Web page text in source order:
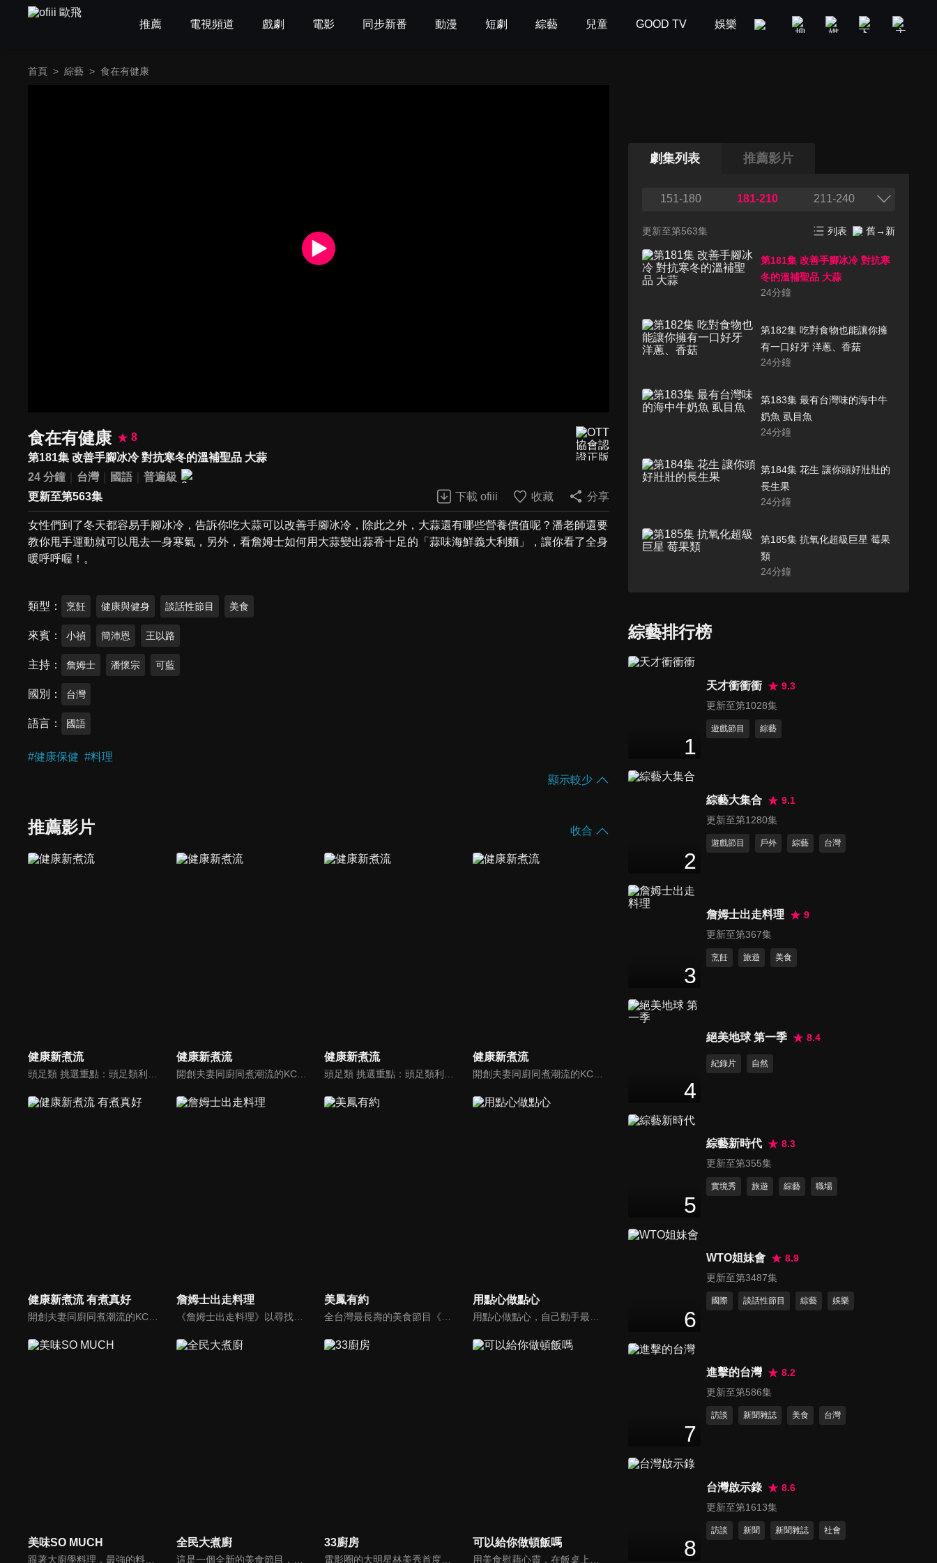
推薦 電視頻道 戲劇 電影 同步新番 動漫 短劇 綜藝 兒童 GOOD TV 娛樂 美食旅遊 新聞政論
首頁 > 綜藝 > 食在有健康
食在有健康
8
第181集 改善手腳冰冷 對抗寒冬的溫補聖品 大蒜
24 分鐘
台灣 國語
普遍級
更新至第563集
下載 ofiii 收藏 分享
女性們到了冬天都容易手腳冰冷，告訴你吃大蒜可以改善手腳冰冷，除此之外，大蒜還有哪些營養價值呢？潘老師還要
教你甩手運動就可以甩去一身寒氣，另外，看詹姆士如何用大蒜變出蒜香十足的「蒜味海鮮義大利麵」，讓你看了全身
暖呼呼喔！。
類型 烹飪 健康與健身 談話性節目 美食
來賓 小禎 簡沛恩 王以路
主持 詹姆士 潘懷宗 可藍
國別 台灣
語言 國語
#健康保健 #料理
顯示較少
推薦影片 收合
健康新煮流 健康新煮流
開創夫妻同廚同煮潮流的KC夫婦，繼《健康醫食代》後，走出攝影棚，帶大家全台走透透，發掘上帝賞賜的美味食材，內容融合新加坡南洋風和客家純樸味，加上台灣獨特的閩南風情，互相激盪交織出的火花，打造出獨一無二的美食節目。
健康新煮流 健康新煮流
開創夫妻同廚同煮潮流的KC夫婦，繼《健康醫食代》後，走出攝影棚，帶大家全台走透透，發掘上帝賞賜的美味食材，內容融合新加坡南洋風和客家純樸味，加上台灣獨特的閩南風情，互相激盪交織出的火花，打造出獨一無二的美食節目。
健康新煮流 有煮真好 詹姆士出走料理
《詹姆士出走料理》以尋找詹姆士私廚菜單為節目主軸，為了尋找記憶中的美味料理，詹姆士將帶領大家探索市場，品嘗在地美味、尋訪料理達人，並在節目中展現特殊食材的處理方式、嘗試新的醬料或是新的料理作法，製作創意料理(料理教學)，最後在節目片尾時作出一道『詹姆士創意料理』。
美鳳有約 用點心做點心
美味SO MUCH
跟著大廚學料理，最強的料理小百科，美味SO MUCH！
全民大煮廚
這是一個全新的美食節目，將為您煮出台灣的好滋味，豐富、美味的畫面，傳遞「煮廚」對料理的用心，獨特的介紹方式，要你吃得更有創意、吃得更有趣！現今飲食已趨健康走向為主，「全民大煮廚」要用「輕食輕煙」讓你吃出健康與活力，並帶觀眾們從食材開始，想成為達人級的吃貨，走～我們從「煮」開始！
33廚房
電影圈的大明星林美秀首度跨足綜藝接主持棒，帶領駱進漢師傅以及黃景龍師傅大展廚藝與觀眾們一起美味上菜！
可以給你做頓飯嗎
用美食慰藉心靈，在飯桌上這個中國人最傳統的聊天場域打開素人物件心門；潛移默化地引出社會熱點話題，打造一檔有趣、有用、有意義的人文類真人秀。
劇集列表 推薦影片
151-180 181-210 211-240
更新至第563集 列表 舊→新
第181集 改善手腳冰冷 對抗寒
冬的溫補聖品 大蒜
24分鐘
第182集 吃對食物也能讓你擁
有一口好牙 洋蔥、香菇
24分鐘
第183集 最有台灣味的海中牛
奶魚 虱目魚
24分鐘
第184集 花生 讓你頭好壯壯的
長生果
24分鐘
第185集 抗氧化超級巨星 莓果
類
24分鐘
第187集 茄子 心臟血管、腸道
24分鐘
第189集 情侶夫妻必備 吃了讓
24 分鐘
24分鐘
第191集 枸杞 紅棗 家庭必備的
害的高C蔬菜
24
第194集 叫我第一名 最厲害的
防癌武器 地瓜
味 鱔魚
第196集 成長發育轉大人的必
第197集 去油解膩的消脂高手
竹筍
24
第199集 花椰菜 護心抗癌的超
級巨星
綜藝排行榜
1
天才衝衝衝
9.3
更新至第1028集
遊戲節目 綜藝
2
綜藝大集合
9.1
更新至第1280集
遊戲節目 戶外 綜藝 台灣
3
詹姆士出走料理
9
更新至第367集
烹飪 旅遊 美食
4
絕美地球 第一季 8.4
紀錄片 自然
5
綜藝新時代
8.3
更新至第355集
實境秀 旅遊 綜藝 職場
6
WTO姐妹會
8.9
更新至第3487集
國際 談話性節目 綜藝 娛樂
7
進擊的台灣
8.2
更新至第586集
訪談 新聞雜誌 美食 台灣
8
台灣啟示錄
8.6
更新至第1613集
訪談 新聞 新聞雜誌 社會